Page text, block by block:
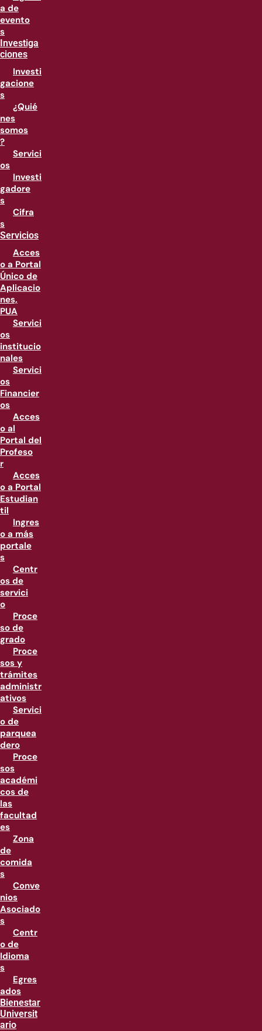
a de
evento
s
Investiga
ciones
Investi
gacione
s
¿Quié
nes
somos
?
Servici
os
Investi
gadore
s
Cifra
s
Servicios
Acces
o a Portal
Único de
Aplicacio
nes,
PUA
Servici
os
institucio
nales
Servici
os
Financier
os
Acces
o al
Portal del
Profeso
r
Acces
o a Portal
Estudian
til
Ingres
o a más
portale
s
Centr
os de
servici
o
Proce
so de
grado
Proce
sos y
trámites
administr
ativos
Servici
o de
parquea
dero
Proce
sos
académi
cos de
las
facultad
es
Zona
de
comida
s
Conve
nios
Asociado
s
Centr
o de
Idioma
s
Egres
ados
Bienestar
Universit
ario